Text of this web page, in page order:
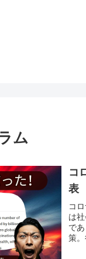
ム
コ
表
コ
は
で
策